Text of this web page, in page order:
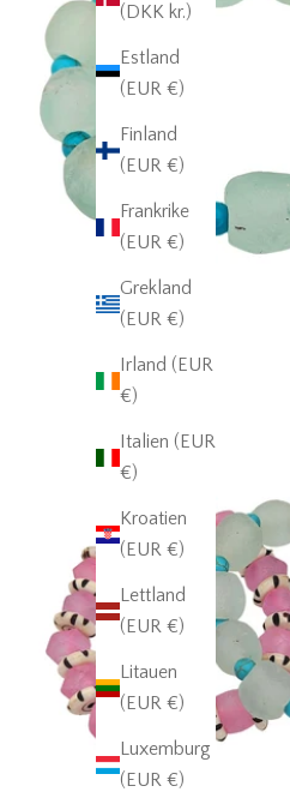
(DKK kr.)
Estland
(EUR €)
Finland
(EUR €)
Frankrike
(EUR €)
Grekland
(EUR €)
Irland (EUR
€)
Italien (EUR
€)
Kroatien
(EUR €)
Lettland
(EUR €)
Litauen
(EUR €)
Luxemburg
(EUR €)